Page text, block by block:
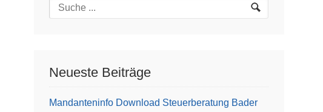
Neueste Beiträge
Mandanteninfo Download Steuerberatung Bader